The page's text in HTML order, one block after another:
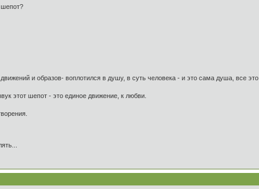
и образов- воплотился в душу, в суть человека - и это сама душа, все
этот шепот - это единое движение, к любви.